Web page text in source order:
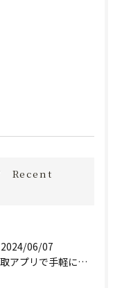
Recent
2024/06/07
買取アプリで手軽に現金化！あなたの不要品が宝物に変わる方法とは？